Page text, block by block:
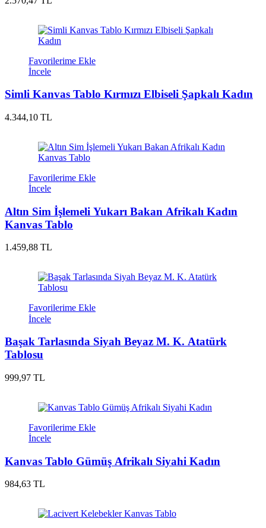
Favorilerime Ekle
İncele
Simli Kanvas Tablo Kırmızı Elbiseli Şapkalı Kadın
4.344,10 TL
Favorilerime Ekle
İncele
Altın Sim İşlemeli Yukarı Bakan Afrikalı Kadın
Kanvas Tablo
1.459,88 TL
Favorilerime Ekle
İncele
Başak Tarlasında Siyah Beyaz M. K. Atatürk
Tablosu
999,97 TL
Favorilerime Ekle
İncele
Kanvas Tablo Gümüş Afrikalı Siyahi Kadın
984,63 TL